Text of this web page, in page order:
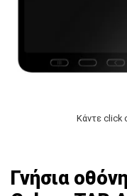
Κάντε click
Γνήσια